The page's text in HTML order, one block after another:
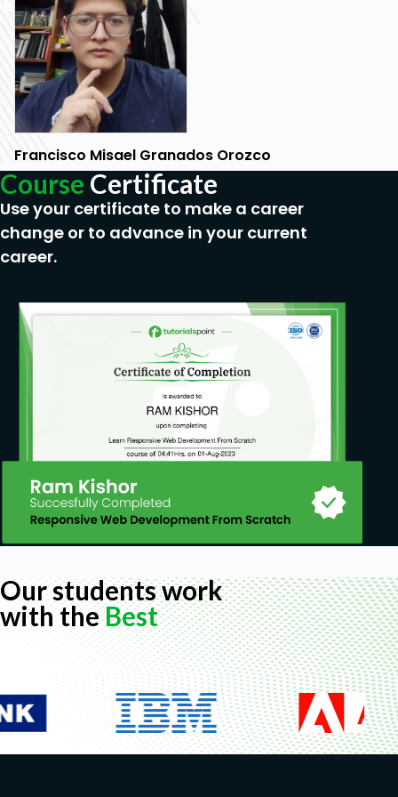
Francisco Misael Granados Orozco
Course Certificate
Use your certificate to make a career
change or to advance in your current
career.
Our students work
with theBest